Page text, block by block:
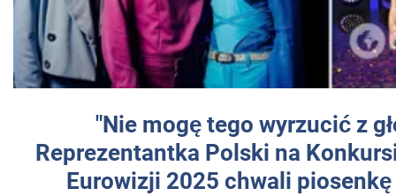
"Nie mogę tego wyrzucić z
Reprezentantka Polski na
Eurowizji 2025 chwali